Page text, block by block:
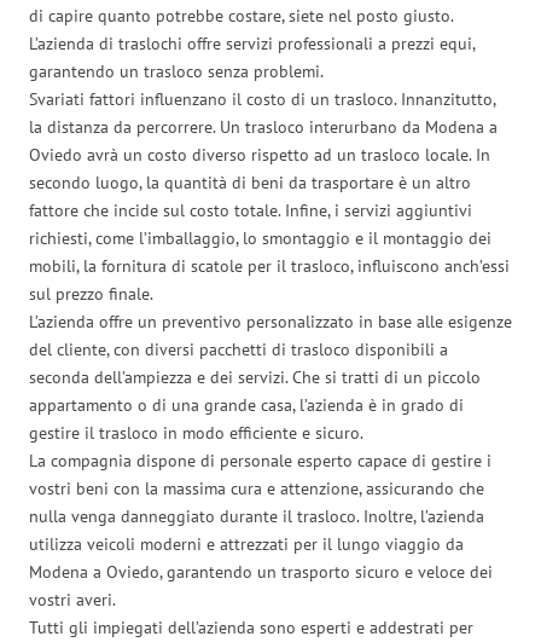
di capire quanto potrebbe costare, siete nel posto giusto.
L’azienda di traslochi offre servizi professionali a prezzi equi,
garantendo un trasloco senza problemi.
Svariati fattori influenzano il costo di un trasloco. Innanzitutto,
la distanza da percorrere. Un trasloco interurbano da Modena a
Oviedo avrà un costo diverso rispetto ad un trasloco locale. In
secondo luogo, la quantità di beni da trasportare è un altro
fattore che incide sul costo totale. Infine, i servizi aggiuntivi
richiesti, come l’imballaggio, lo smontaggio e il montaggio dei
mobili, la fornitura di scatole per il trasloco, influiscono anch’essi
sul prezzo finale.
L’azienda offre un preventivo personalizzato in base alle esigenze
del cliente, con diversi pacchetti di trasloco disponibili a
seconda dell’ampiezza e dei servizi. Che si tratti di un piccolo
appartamento o di una grande casa, l’azienda è in grado di
gestire il trasloco in modo efficiente e sicuro.
La compagnia dispone di personale esperto capace di gestire i
vostri beni con la massima cura e attenzione, assicurando che
nulla venga danneggiato durante il trasloco. Inoltre, l’azienda
utilizza veicoli moderni e attrezzati per il lungo viaggio da
Modena a Oviedo, garantendo un trasporto sicuro e veloce dei
vostri averi.
Tutti gli impiegati dell’azienda sono esperti e addestrati per